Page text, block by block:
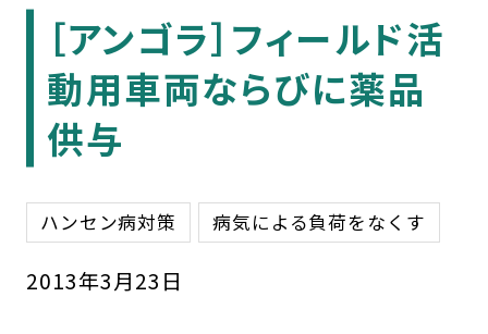
［アンゴラ］フィールド活
動用車両ならびに薬品
供与
ハンセン病対策 病気による負荷をなくす
2013年3月23 日